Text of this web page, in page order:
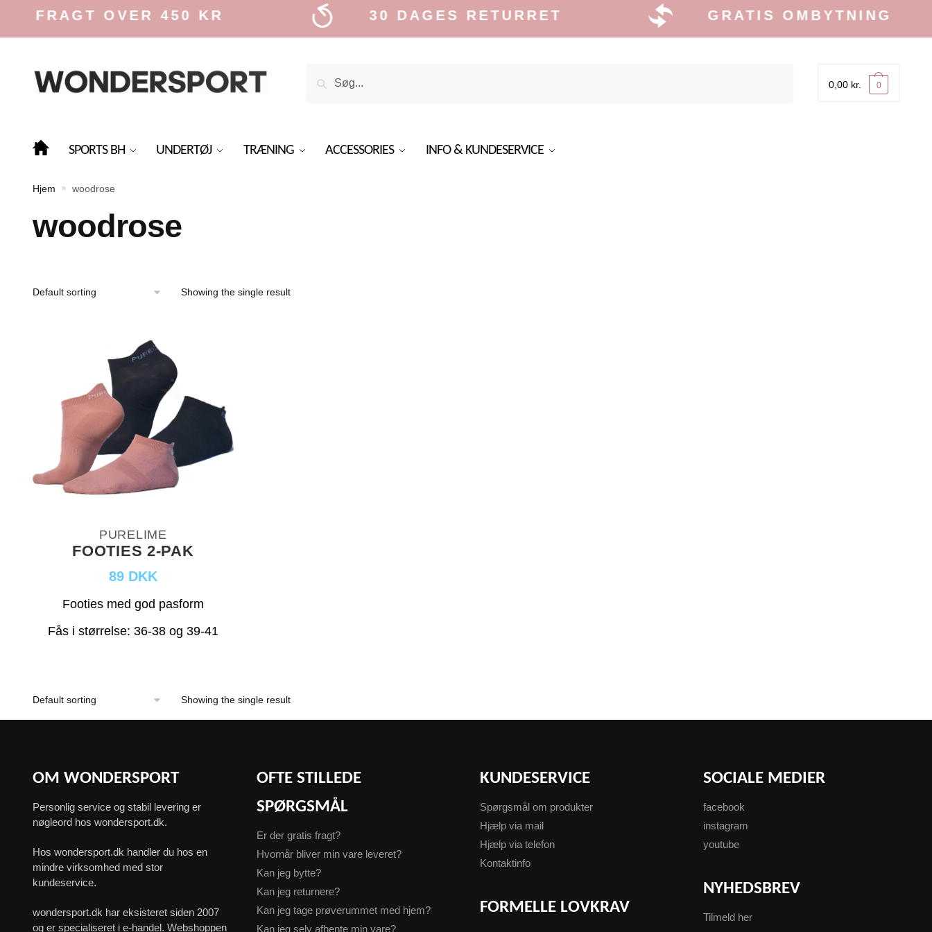
FRAGT OVER 450 KR 30 DAGES RETURRET GRATIS OMBYTNING
0,00 kr. 0
SPORTS BH UNDERTØJ TRÆNING ACCESSORIES INFO & KUNDESERVICE
Hjem » woodrose
woodrose
Showing the single result
PURELIME
FOOTIES 2-PAK
89 DKK
Footies med god pasform
Fås i størrelse: 36-38 og 39-41
Showing the single result
OM WONDERSPORT
Personlig service og stabil levering er
nøgleord hos wondersport.dk.
Hos wondersport.dk handler du hos en
mindre virksomhed med stor
kundeservice.
wondersport.dk har eksisteret siden 2007
og er specialiseret i e-handel. Webshoppen
OFTE STILLEDE
SPØRGSMÅL
Er der gratis fragt?
Hvornår bliver min vare leveret?
Kan jeg bytte?
Kan jeg returnere?
Kan jeg tage prøverummet med hjem?
Kan jeg selv afhente min vare?
KUNDESERVICE
Spørgsmål om produkter
Hjælp via mail
Hjælp via telefon
Kontaktinfo
FORMELLE LOVKRAV
SOCIALE MEDIER
facebook
instagram
youtube
NYHEDSBREV
Tilmeld her